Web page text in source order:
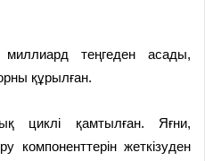
теңгеден асады,
құрылған.
циклі қамтылған. Яғни,
компоненттерін жеткізуден